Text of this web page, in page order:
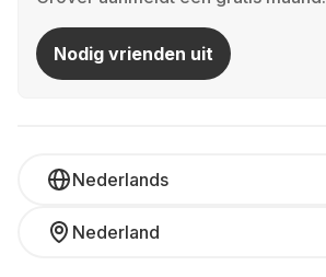
Nodig vrienden uit
Nederlands
Nederland